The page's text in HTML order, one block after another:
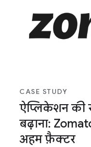
CASE STUDY
ऐप्लिकेशन की
बढ़ाना:
अहम फ़ैक्टर